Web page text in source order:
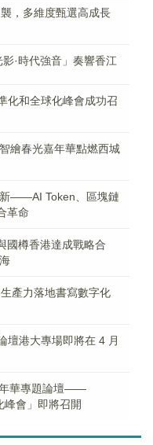
，多維度甄選高成長
·時代強音」奏響香江
化和全球化峰會成功召
繪春光嘉年華點燃西城
——AI Token、區塊鏈
革命
國樽香港達成戰略合
產力落地書寫數字化
壇港大專場即將在 4 月
年華專題論壇——
峰會」即將召開